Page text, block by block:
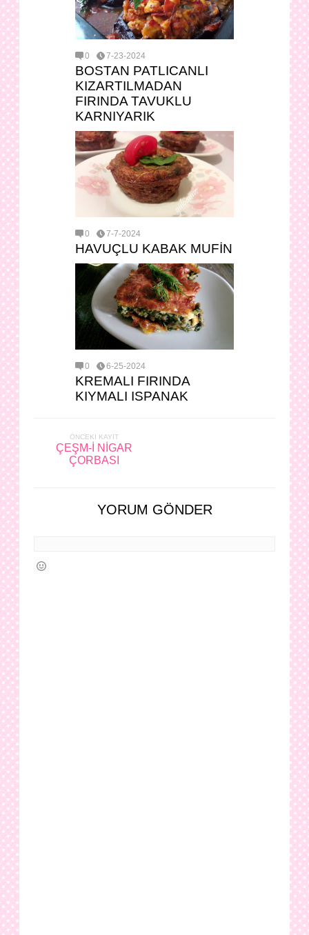
0 7-23-2024
BOSTAN PATLICANLI
KIZARTILMADAN
FIRINDA TAVUKLU
KARNIYARIK
0 7-7-2024
HAVUÇLU KABAK MUFİN
0 6-25-2024
KREMALI FIRINDA
KIYMALI ISPANAK
ÖNCEKI KAYIT
ÇEŞM-İ NİGAR
ÇORBASI
YORUM GÖNDER